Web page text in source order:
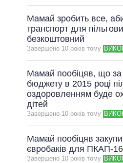
Мамай зробить все,
транспорт для
безкоштовний
Завершено 10 рокiв тому
Мамай пообіцяв, що за
бюджету в 2015 році
оздоровленням буде
дітей
Завершено 10 рокiв тому
Мамай пообіцяв
євробаків для ПКАП-
Завершено 10 рокiв тому